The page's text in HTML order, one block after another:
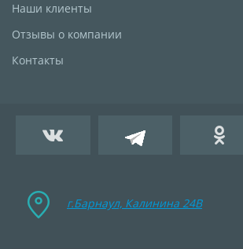
Наши клиенты
Отзывы о компании
Контакты
г.Барнаул, Калинина 24B